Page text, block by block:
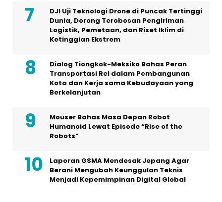
DJI Uji Teknologi Drone di Puncak Tertinggi
Dunia, Dorong Terobosan Pengiriman
Logistik, Pemetaan, dan Riset Iklim di
Ketinggian Ekstrem
Dialog Tiongkok-Meksiko Bahas Peran
Transportasi Rel dalam Pembangunan
Kota dan Kerja sama Kebudayaan yang
Berkelanjutan
Mouser Bahas Masa Depan Robot
Humanoid Lewat Episode “Rise of the
Robots”
Laporan GSMA Mendesak Jepang Agar
Berani Mengubah Keunggulan Teknis
Menjadi Kepemimpinan Digital Global